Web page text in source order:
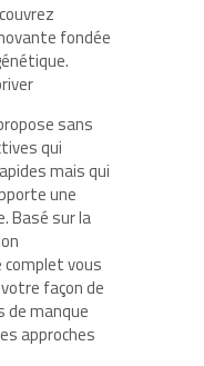
fondée
sans
qui
mais qui
une
Basé sur la
complet vous
façon de
de manque
approches